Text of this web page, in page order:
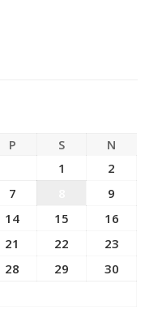
P S
N
1
2
7
9
14 15
16
21 22
23
28 29
30